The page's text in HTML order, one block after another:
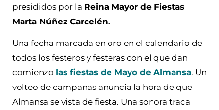
presididos por la Reina Mayor de Fiestas
Marta Núñez Carcelén.
Una fecha marcada en oro en el calendario de
todos los festeros y festeras con el que dan
comienzo las fiestas de Mayo de Almansa. Un
volteo de campanas anuncia la hora de que
Almansa se vista de fiesta. Una sonora traca